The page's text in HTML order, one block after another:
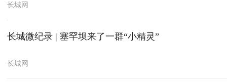
长城网
长城微纪录 | 塞罕坝来了一群“小精灵”
长城网